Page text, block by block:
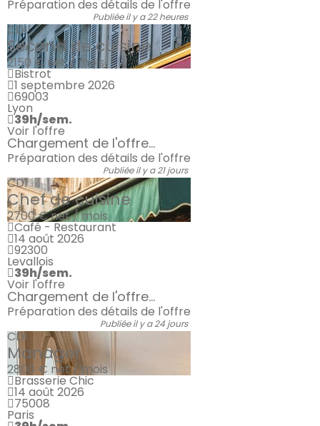
Préparation des détails de l'offre
Publiée il y a 22 heures
CDI
Second de cuisine
2150 €net / mois
Bistrot
1 septembre 2026
69003
Lyon
39h/sem.
Voir l'offre
Chargement de l'offre...
Préparation des détails de l'offre
Publiée il y a 21 jours
CDI
Chef de cuisine
2700 €net / mois
Café - Restaurant
14 août 2026
92300
Levallois
39h/sem.
Voir l'offre
Chargement de l'offre...
Préparation des détails de l'offre
Publiée il y a 24 jours
CDI
Manager
2800 € net / mois
Brasserie Chic
14 août 2026
75008
Paris